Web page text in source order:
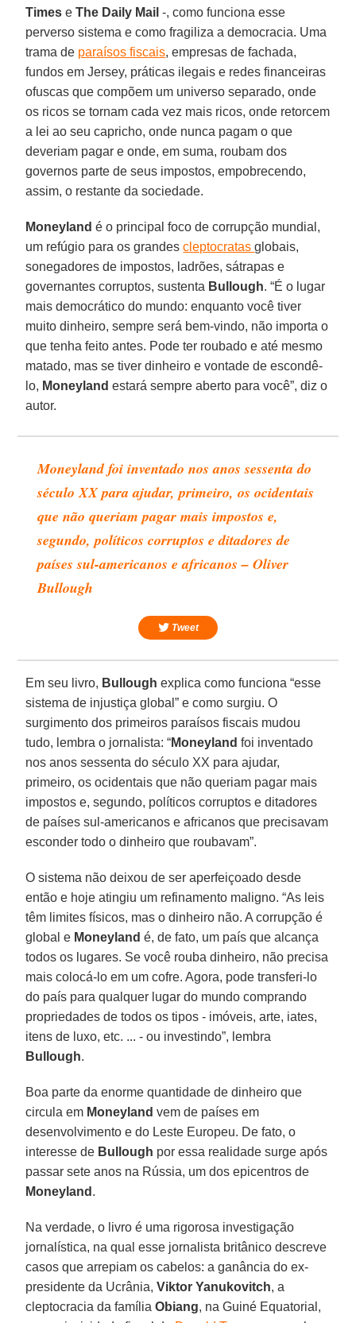
Times eThe Daily Mail -, como funciona esse
perverso sistema e como fragiliza a democracia. Uma
trama de paraísos fiscais, empresas de fachada,
fundos em Jersey, práticas ilegais e redes financeiras
ofuscas que compõem um universo separado, onde
os ricos se tornam cada vez mais ricos, onde retorcem
a lei ao seu capricho, onde nunca pagam o que
deveriam pagar e onde, em suma, roubam dos
governos parte de seus impostos, empobrecendo,
assim, o restante da sociedade.
Moneyland é o principal foco de corrupção mundial,
um refúgio para os grandescleptocratasglobais,
sonegadores de impostos, ladrões, sátrapas e
governantes corruptos, sustenta Bullough. “É o lugar
mais democrático do mundo: enquanto você tiver
muito dinheiro, sempre será bem-vindo, não importa o
que tenha feito antes. Pode ter roubado e até mesmo
matado, mas se tiver dinheiro e vontade de escondê-
lo, Moneyland estará sempre aberto para você”, diz o
autor.
Moneyland foi inventado nos anos sessenta do
século XX para ajudar, primeiro, os ocidentais
que não queriam pagar mais impostos e,
segundo, políticos corruptos e ditadores de
países sul-americanos e africanos – Oliver
Bullough
Tweet
Em seu livro, Bullough explica como funciona “esse
sistema de injustiça global” e como surgiu. O
surgimento dos primeiros paraísos fiscais mudou
tudo, lembra o jornalista: “Moneyland foi inventado
nos anos sessenta do século XX para ajudar,
primeiro, os ocidentais que não queriam pagar mais
impostos e, segundo, políticos corruptos e ditadores
de países sul-americanos e africanos que precisavam
esconder todo o dinheiro que roubavam”.
O sistema não deixou de ser aperfeiçoado desde
então e hoje atingiu um refinamento maligno. “As leis
têm limites físicos, mas o dinheiro não. A corrupção é
global e Moneyland é, de fato, um país que alcança
todos os lugares. Se você rouba dinheiro, não precisa
mais colocá-lo em um cofre. Agora, pode transferi-lo
do país para qualquer lugar do mundo comprando
propriedades de todos os tipos - imóveis, arte, iates,
itens de luxo, etc. ... - ou investindo”, lembra
Bullough.
Boa parte da enorme quantidade de dinheiro que
circula em Moneyland vem de países em
desenvolvimento e do Leste Europeu. De fato, o
interesse de Bullough por essa realidade surge após
passar sete anos na Rússia, um dos epicentros de
Moneyland .
Na verdade, o livro é uma rigorosa investigação
jornalística, na qual esse jornalista britânico descreve
casos que arrepiam os cabelos: a ganância do ex-
presidente da Ucrânia,Viktor Yanukovitch, a
cleptocracia da famíliaObiang, na Guiné Equatorial,